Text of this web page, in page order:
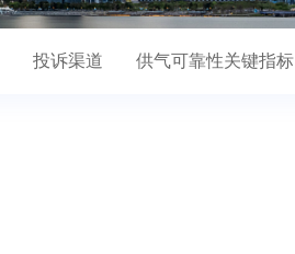
投诉渠道 供气可靠性关键指标